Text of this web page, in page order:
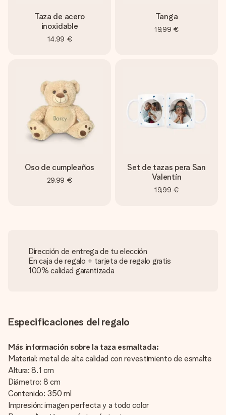
Taza de acero
inoxidable
14,99 €
Tanga
19,99 €
Oso de cumpleaños
29,99 €
Set de tazas pera San
Valentín
19,99 €
Dirección de entrega de tu elección
En caja de regalo + tarjeta de regalo gratis
100% calidad garantizada
Especificaciones del regalo
Más información sobre la taza esmaltada:
Material: metal de alta calidad con revestimiento de esmalte
Altura: 8.1 cm
Diámetro: 8 cm
Contenido: 350 ml
Impresión: imagen perfecta y a todo color